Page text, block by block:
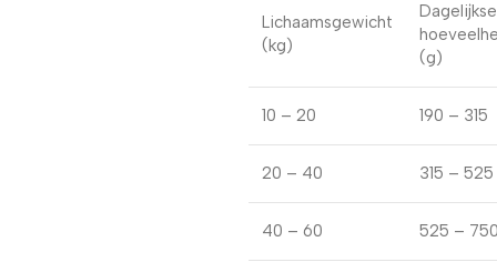
Lichaamsgewicht
(kg)
Dagelijkse
(g)
10 – 20 190 – 315
20 – 40 315 – 525
40 – 60 525 –